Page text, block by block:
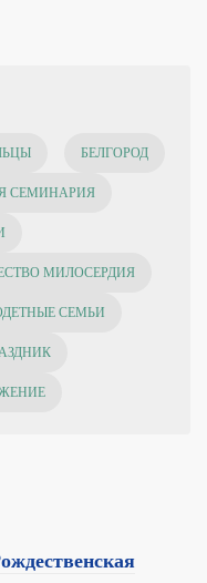
БЕЛГОРОД
СЕМИНАРИЯ
МИЛОСЕРДИЯ
СЕМЬИ